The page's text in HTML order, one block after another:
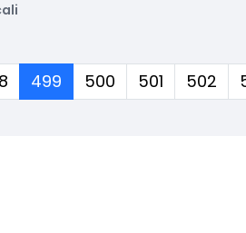
499(corrente)
500 501 502